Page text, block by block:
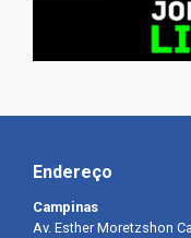
Endereço
Campinas
Av. Esther Moretzshon